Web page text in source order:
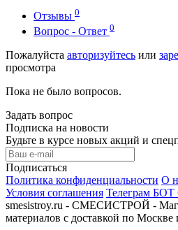
Отзывы 0
Вопрос - Ответ 0
Пожалуйста авторизуйтесь или
просмотра
Пока не было вопросов.
Задать вопрос
Подписка на новости
Будьте в курсе новых акций и
Подписаться
Политика конфиденциальности О
Условия соглашения Телеграм БОТ
smesistroy.ru - СМЕСИСТРОЙ -
материалов с доставкой по